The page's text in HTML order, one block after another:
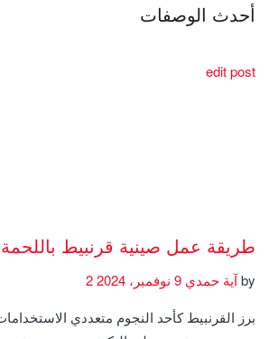
أحدث الوصفات
edit post
طريقة عمل صينية قرنبيط
byآية حمدي
برز القرنبيط كأحد النجوم متعددي